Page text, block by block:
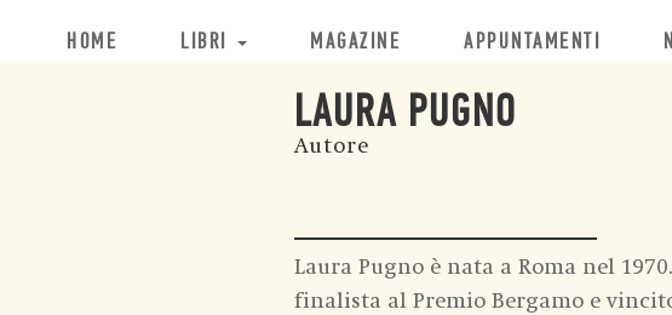
HOME LIBRI MAGAZINE APPUNTAMENTI
LAURA PUGNO
Autore
Laura Pugno è nata a Roma nel
finalista al Premio Bergamo e